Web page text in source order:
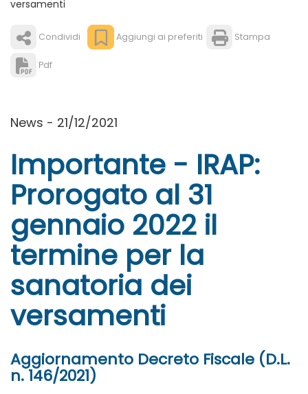
versamenti
Condividi Aggiungi ai preferiti Stampa
Pdf
News - 21/12/2021
Importante - IRAP:
Prorogato al 31
gennaio 2022 il
termine per la
sanatoria dei
versamenti
Aggiornamento Decreto Fiscale (D.L.
n. 146/2021)